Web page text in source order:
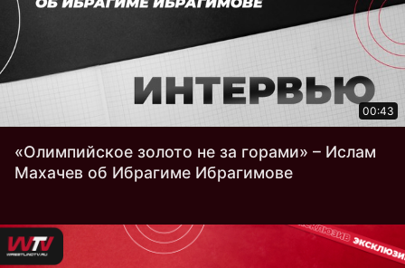
00:43
«Олимпийское золото не за горами» – Ислам
Махачев об Ибрагиме Ибрагимове